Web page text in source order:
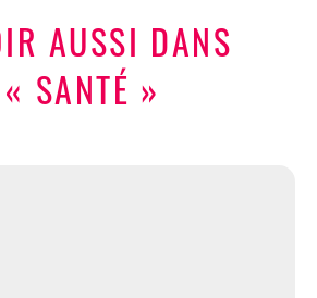
AUSSI DANS
« SANTÉ »